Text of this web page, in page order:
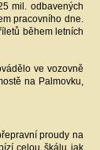
mil. odbavených
pracovního dne.
během letních
ve vozovně
na Palmovku,
proudy na
celou škálu jak